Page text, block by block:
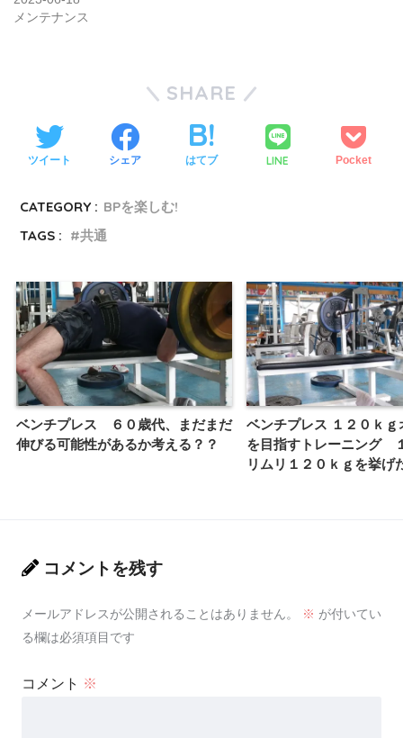
メンテナンス
SHARE
ツイート シェア はてブ LINE Pocket
CATEGORY : BPを楽しむ!
TAGS :
共通
ベンチプレス ６０歳代、まだまだ
伸びる可能性があるか考える？？
ベンチプレス １２０ｋｇ
を目指すトレーニング
リムリ１２０ｋｇを挙げ
コメントを残す
メールアドレスが公開されることはありません。 ※ が付いてい
る欄は必須項目です
コメント ※